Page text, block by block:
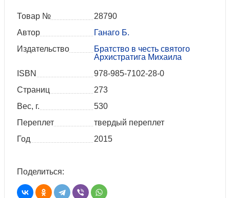
Товар №
28790
Автор
Ганаго Б.
Издательство
Братство в честь святого
Архистратига Михаила
ISBN
978-985-7102-28-0
Страниц
273
Вес, г.
530
Переплет
твердый переплет
Год
2015
Поделиться: